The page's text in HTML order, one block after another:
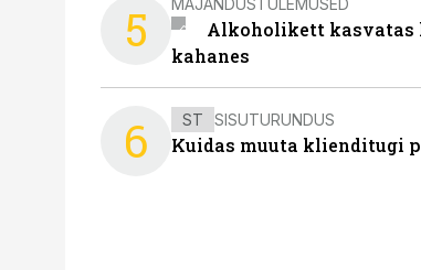
5
Alkoholikett kasvatas
kahanes
6 ST SISUTURUNDUS
Kuidas muuta klienditugi